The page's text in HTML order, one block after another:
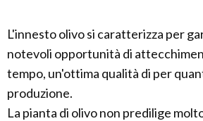
L'innesto olivo si caratterizza per
notevoli opportunità di
tempo, un'ottima qualità di per
produzione.
La pianta di olivo non predilige